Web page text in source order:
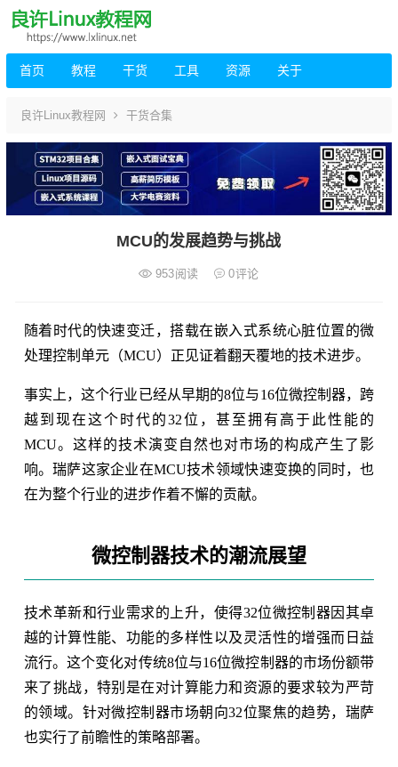
首页 教程 干货 工具 资源 关于
良许Linux教程网 干货合集
MCU的发展趋势与挑战
953阅读 0评论
随着时代的快速变迁，搭载在嵌入式系统心脏位置的微
处理控制单元（MCU）正见证着翻天覆地的技术进步。
事实上，这个行业已经从早期的8位与16位微控制器，跨
越到现在这个时代的32位，甚至拥有高于此性能的
MCU。这样的技术演变自然也对市场的构成产生了影
响。瑞萨这家企业在MCU技术领域快速变换的同时，也
在为整个行业的进步作着不懈的贡献。
微控制器技术的潮流展望
技术革新和行业需求的上升，使得32位微控制器因其卓
越的计算性能、功能的多样性以及灵活性的增强而日益
流行。这个变化对传统8位与16位微控制器的市场份额带
来了挑战，特别是在对计算能力和资源的要求较为严苛
的领域。针对微控制器市场朝向32位聚焦的趋势，瑞萨
也实行了前瞻性的策略部署。